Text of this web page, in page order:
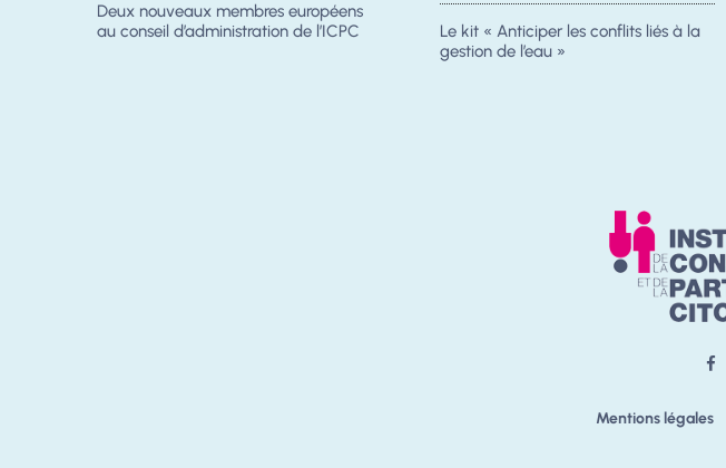
Deux nouveaux membres européens
au conseil d’administration de l’ICPC
Le kit « Anticiper les conflits liés à la
gestion de l’eau »
Mentions légales